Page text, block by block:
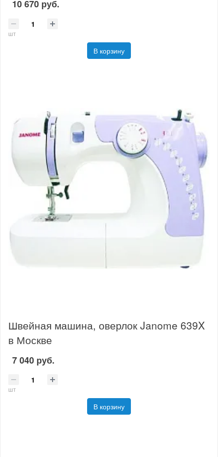
10 670 руб.
шт
В корзину
Швейная машина, оверлок Janome 639X
в Москве
7 040 руб.
шт
В корзину